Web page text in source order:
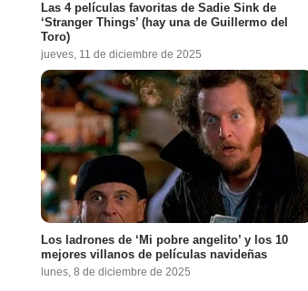
Las 4 películas favoritas de Sadie Sink de
‘Stranger Things’ (hay una de Guillermo del
Toro)
jueves, 11 de diciembre de 2025
Los ladrones de ‘Mi pobre angelito’ y los 10
mejores villanos de películas navideñas
lunes, 8 de diciembre de 2025